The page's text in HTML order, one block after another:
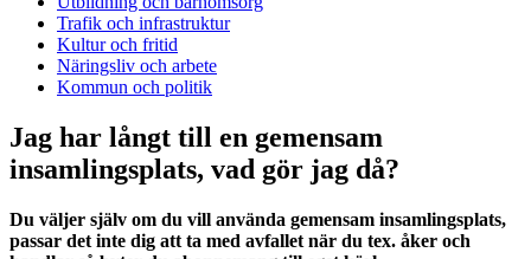
Trafik och infrastruktur
Kultur och fritid
Näringsliv och arbete
Kommun och politik
Jag har långt till en gemensam
insamlingsplats, vad gör jag då?
Du väljer själv om du vill använda gemensam insamlingsplats,
passar det inte dig att ta med avfallet när du tex. åker och